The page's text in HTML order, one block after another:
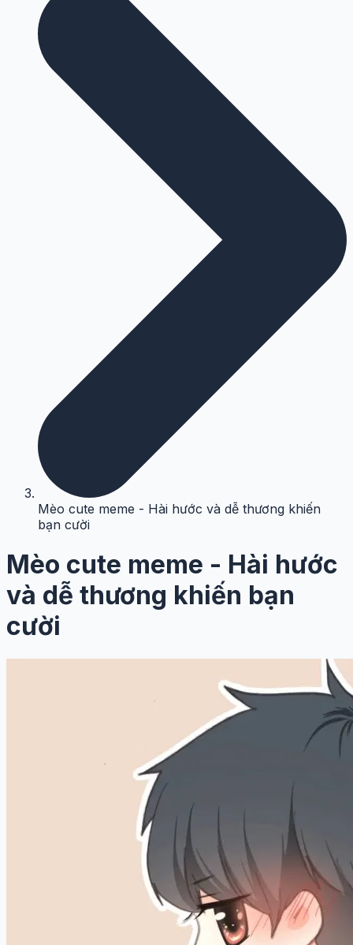
Mèo cute meme - Hài hước và dễ thương khiến
bạn cười
Mèo cute meme - Hài hước
và dễ thương khiến bạn
cười